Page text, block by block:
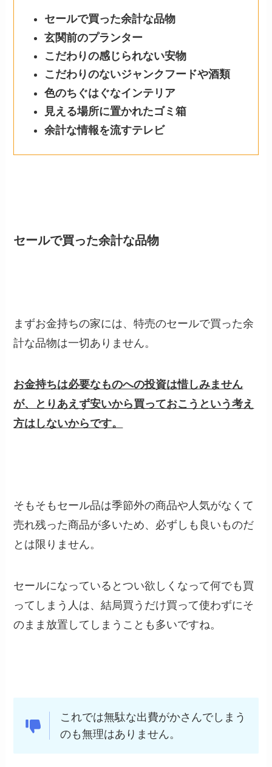
セールで買った余計な品物
玄関前のプランター
こだわりの感じられない安物
こだわりのないジャンクフードや酒類
色のちぐはぐなインテリア
見える場所に置かれたゴミ箱
余計な情報を流すテレビ
セールで買った余計な品物
まずお金持ちの家には、特売のセールで買った余
計な品物は一切ありません。
お金持ちは必要なものへの投資は惜しみません
が、とりあえず安いから買っておこうという考え
方はしないからです。
そもそもセール品は季節外の商品や人気がなくて
売れ残った商品が多いため、必ずしも良いものだ
とは限りません。
セールになっているとつい欲しくなって何でも買
ってしまう人は、結局買うだけ買って使わずにそ
のまま放置してしまうことも多いですね。
これでは無駄な出費がかさんでしまう
のも無理はありません。